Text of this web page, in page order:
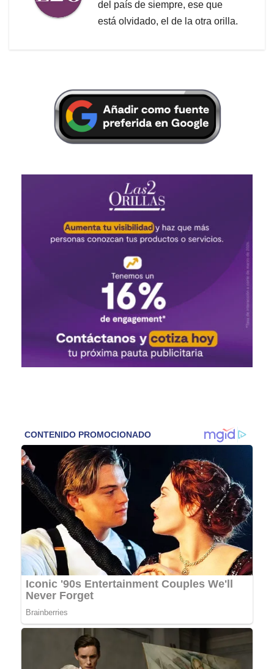
del país de siempre, ese que
está olvidado, el de la otra orilla.